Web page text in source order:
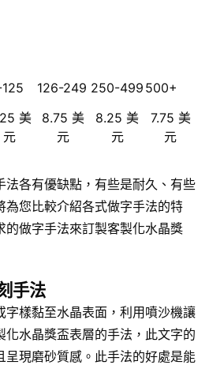
126-249 250-499 500+
美
元
8.75 美
元
8.25 美
元
7.75 美
元
法各有優缺點，有些是耐久、有些
為您比較介紹各式做字手法的特
的做字手法來訂製客製化水晶獎
手法
字樣黏至水晶表面，利用噴沙機讓
化水晶獎盃表層的手法，此文字的
呈現磨砂質感。此手法的好處是能